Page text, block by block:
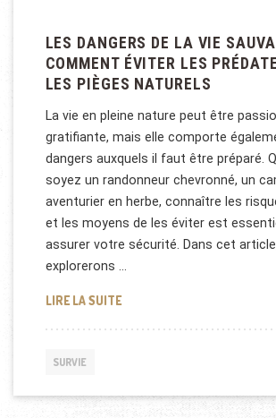
LES DANGERS DE LA VIE
COMMENT ÉVITER LES
LES PIÈGES NATURELS
La vie en pleine nature peut être
gratifiante, mais elle comporte
dangers auxquels il faut être préparé.
soyez un randonneur chevronné, un
aventurier en herbe, connaître les
et les moyens de les éviter est
assurer votre sécurité. Dans cet
explorerons …
LIRE LA SUITELES DANGERS DE LA VIE
SURVIE